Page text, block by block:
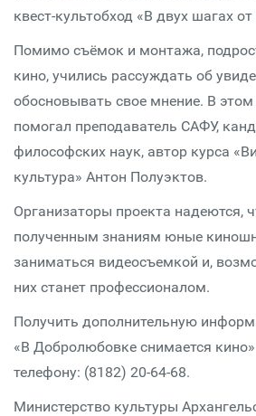
квест-культобход «В двух шагах
Помимо съёмок и монтажа,
кино, учились рассуждать об
обосновывать свое мнение. В
помогал преподаватель САФУ,
философских наук, автор курса
культура» Антон Полуэктов.
Организаторы проекта надеются,
полученным знаниям юные
заниматься видеосъемкой и,
них станет профессионалом.
Получить дополнительную
«В Добролюбовке снимается
телефону: (8182) 20-64-68.
Министерство культуры